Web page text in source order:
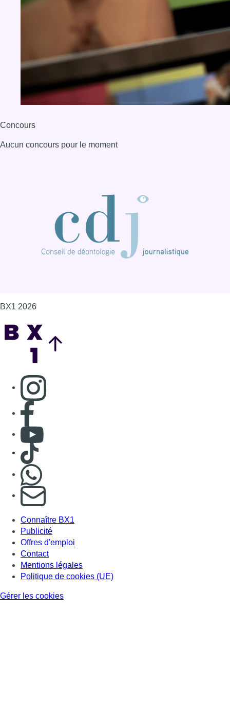
Concours
Aucun concours pour le moment
BX1 2026
Consulter page Instagram
Consulter page Facebook
Consulter Youtube
Consulter TikTok
S'abonner à notre newsletter
Connaître BX1
Publicité
Offres d'emploi
Contact
Mentions légales
Politique de cookies (UE)
Gérer les cookies